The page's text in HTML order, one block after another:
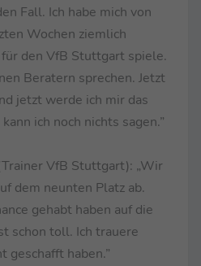
Fall. Ich habe mich von
Wochen ziemlich
den VfB Stuttgart spiele.
Beratern sprechen. Jetzt
jetzt werde ich mir das
ich noch nichts sagen.”
VfB Stuttgart): „Wir
dem neunten Platz ab.
gehabt haben auf die
schon toll. Ich trauere
geschafft haben.”